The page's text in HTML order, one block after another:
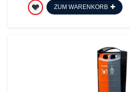
ZUM WARENKORB